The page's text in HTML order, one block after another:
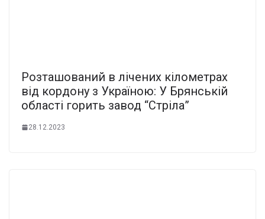
Розташований в лічених кілометрах
від кордону з Україною: У Брянській
області горить завод “Стріла”
28.12.2023